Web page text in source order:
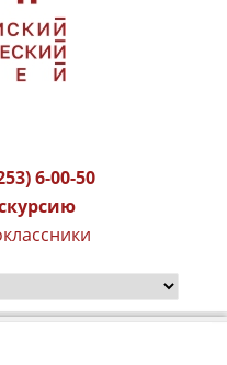
6-00-50